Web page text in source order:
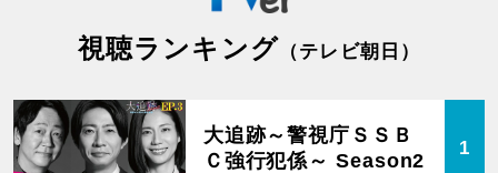
視聴ランキング （テレビ朝日）
大追跡～警視庁ＳＳＢ
Ｃ強行犯係～ Season2
1